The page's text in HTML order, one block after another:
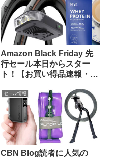
Amazon Black Friday 先
行セール本日からスター
ト！【お買い得品速報・
セール情報
CBN Blog読者に人気の